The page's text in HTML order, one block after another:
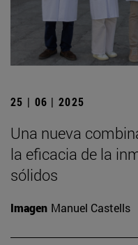
25 | 06 | 2025
Una nueva
la eficacia de la
sólidos
Imagen Manuel Castells